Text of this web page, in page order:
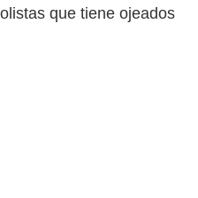
que tiene ojeados